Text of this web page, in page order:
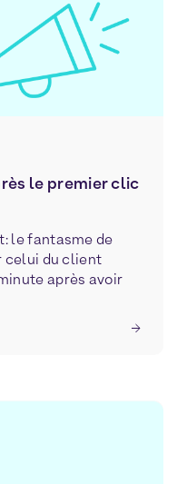
le premier clic
le fantasme de
celui du client
après avoir